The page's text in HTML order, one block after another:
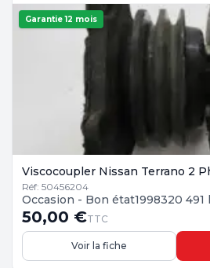
Garantie 12 mois
Viscocoupler Nissan Terrano 2
Réf: 50456204
Occasion - Bon état1998320 491
50,00 €TTC
Voir la fiche